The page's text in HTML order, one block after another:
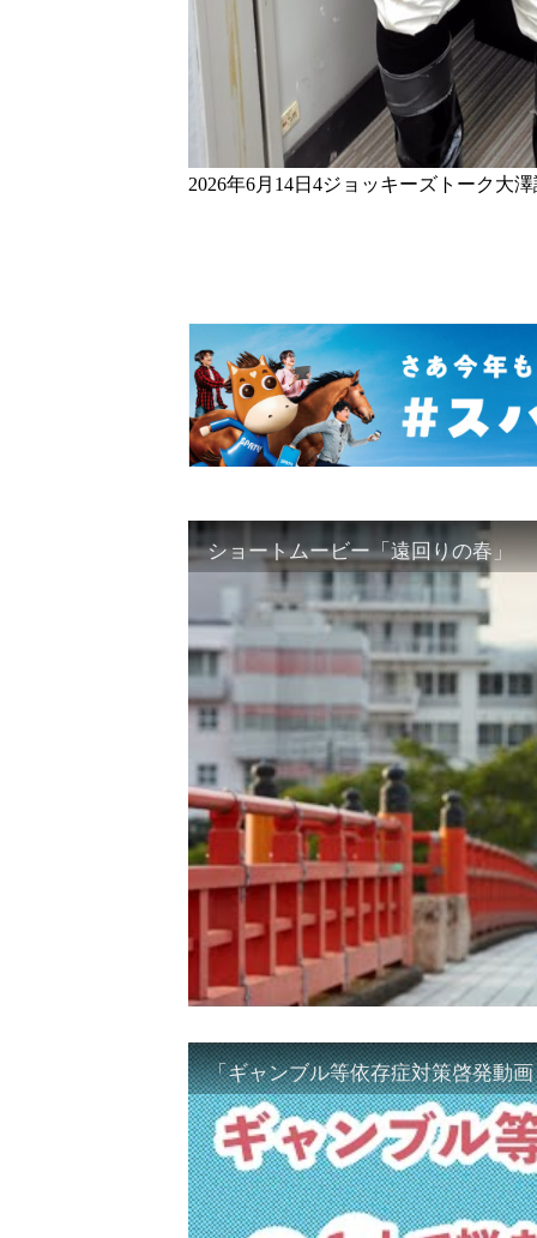
2026年6月14日4ジョッキーズトーク大
ショートムービー「遠回りの春」